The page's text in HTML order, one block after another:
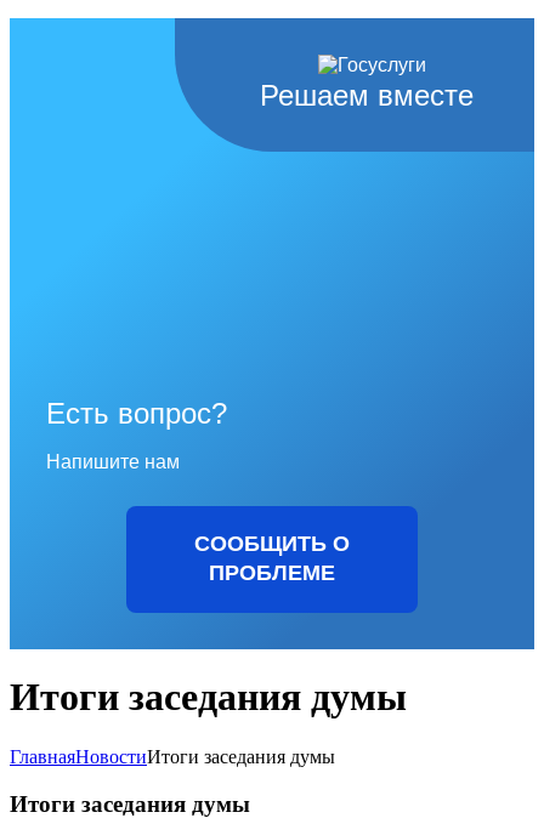
Решаем вместе
Есть вопрос?
Напишите нам
СООБЩИТЬ О
ПРОБЛЕМЕ
Итоги заседания думы
ГлавнаяНовостиИтоги заседания думы
Итоги заседания думы